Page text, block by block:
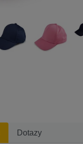
Dotazy